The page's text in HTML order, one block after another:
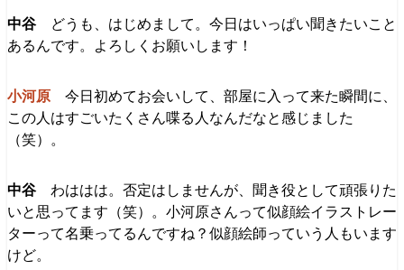
どうも、はじめまして。今日はいっぱい聞きたいこと
あるんです。よろしくお願いします！
今日初めてお会いして、部屋に入って来た瞬間に、
この人はすごいたくさん喋る人なんだなと感じました
（笑）。
わははは。否定はしませんが、聞き役として頑張りた
いと思ってます（笑）。小河原さんって似顔絵イラストレー
ターって名乗ってるんですね？似顔絵師っていう人もいます
けど。